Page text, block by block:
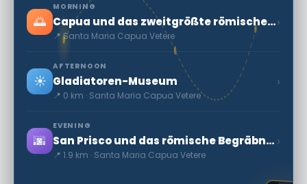
🌅
MORNING
Capua und das zweitgrößte römische Amphitheater
📍 Santa Maria Capua Vetere
›
☀️
AFTERNOON
Gladiatoren-Museum
📍 0 km · Santa Maria Capua Vetere
›
🌆
EVENING
San Prisco und das römische Begräbnis-Mausoleum
📍 1.9 km · Santa Maria Capua Vetere
›